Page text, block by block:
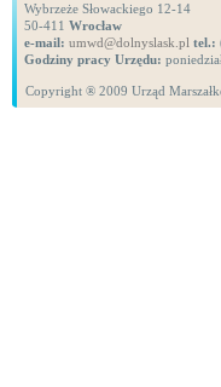
Wybrzeże Słowackiego 12-14
50-411 Wrocław
e-mail: umwd@dolnyslask.pl tel.:
Godziny pracy Urzędu:
Copyright ® 2009 Urząd